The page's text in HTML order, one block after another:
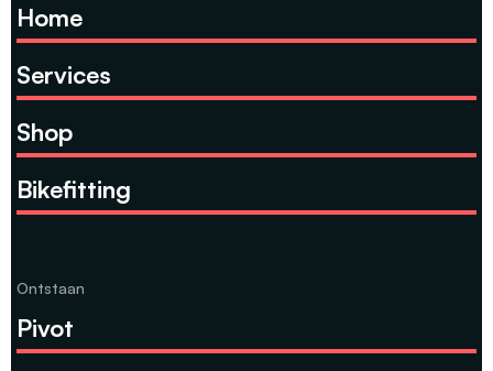
Home
Services
Shop
Bikefitting
Ontstaan
Pivot